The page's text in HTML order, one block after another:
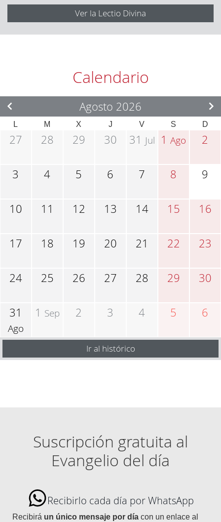
Ver la Lectio Divina
Calendario
Agosto 2026
L M X J V S D
27 28 29 30 31 Jul 1Ago 2
3 4 5 6 7 8 9
10 11 12 13 14 15 16
17 18 19 20 21 22 23
24 25 26 27 28 29 30
31
Ago
1 Sep 2 3 4 5 6
Ir al histórico
Suscripción gratuita al
Evangelio del día
Recibirlo cada día por WhatsApp
Recibirá un único mensaje por día con un enlace al